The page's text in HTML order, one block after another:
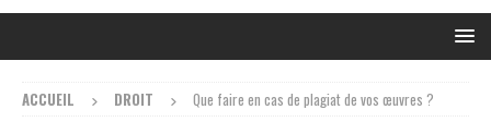
ACCUEIL DROIT Que faire en cas de plagiat de vos œuvres ?